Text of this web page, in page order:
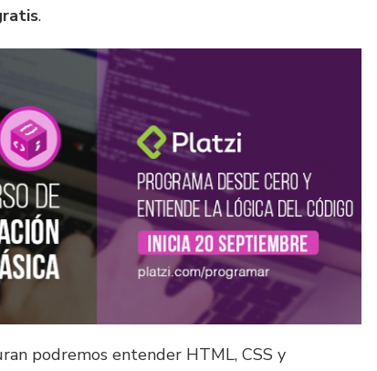
.
podremos entender HTML, CSS y